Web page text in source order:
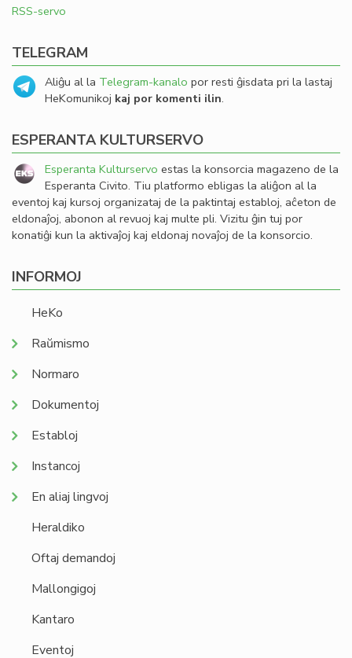
RSS-servo
TELEGRAM
Aliĝu al la Telegram-kanalo por resti ĝisdata pri la lastaj
HeKomunikoj kaj por komenti ilin.
ESPERANTA KULTURSERVO
Esperanta Kulturservo estas la konsorcia magazeno de la
Esperanta Civito. Tiu platformo ebligas la aliĝon al la
eventoj kaj kursoj organizataj de la paktintaj establoj, aĉeton de
eldonaĵoj, abonon al revuoj kaj multe pli. Vizitu ĝin tuj por
konatiĝi kun la aktivaĵoj kaj eldonaj novaĵoj de la konsorcio.
INFORMOJ
HeKo
Raŭmismo
Normaro
Dokumentoj
Establoj
Instancoj
En aliaj lingvoj
Heraldiko
Oftaj demandoj
Mallongigoj
Kantaro
Eventoj